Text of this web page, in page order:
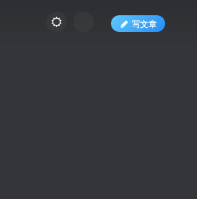
写文章